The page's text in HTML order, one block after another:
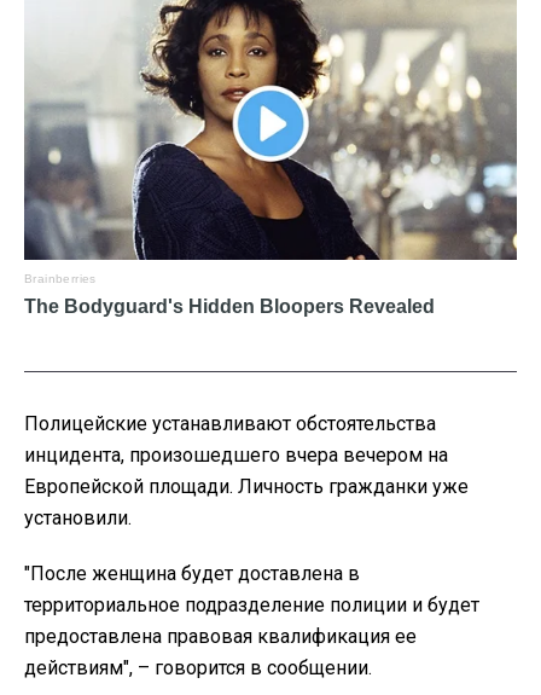
Полицейские устанавливают обстоятельства
инцидента, произошедшего вчера вечером на
Европейской площади. Личность гражданки уже
установили.
"После женщина будет доставлена в
территориальное подразделение полиции и будет
предоставлена правовая квалификация ее
действиям", – говорится в сообщении.